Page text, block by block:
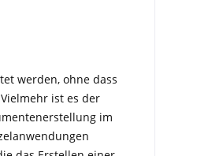
werden, ohne dass
ist es der
im